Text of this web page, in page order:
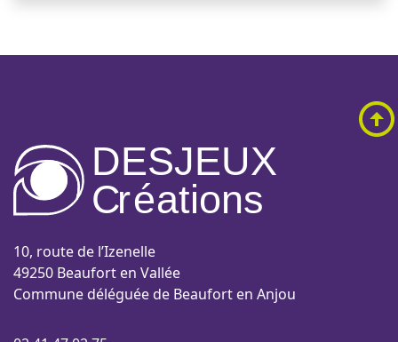
DESJEUX
Créations
10, route de l’Izenelle
49250 Beaufort en Vallée
Commune déléguée de Beaufort en Anjou